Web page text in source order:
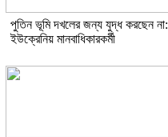
পুতিন ভূমি দখলের জন্য যুদ্ধ করছেন না:
ইউক্রেনিয় মানবাধিকারকর্মী